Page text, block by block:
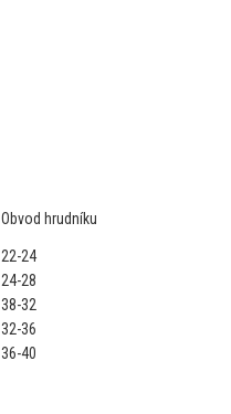
Obvod hrudníku
22-24
24-28
38-32
32-36
36-40